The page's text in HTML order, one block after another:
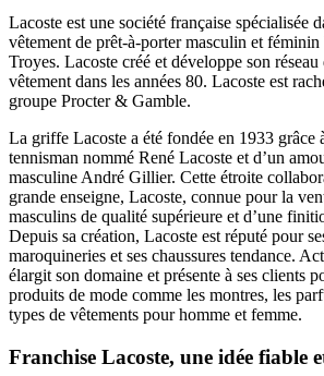
Lacoste est une société française spécialisée
vêtement de prêt-à-porter masculin et féminin
Troyes. Lacoste créé et développe son
vêtement dans les années 80. Lacoste est
groupe Procter & Gamble.
La griffe Lacoste a été fondée en 1933 grâce
tennisman nommé René Lacoste et d’un
masculine André Gillier. Cette étroite
grande enseigne, Lacoste, connue pour la
masculins de qualité supérieure et d’une
Depuis sa création, Lacoste est réputé pour
maroquineries et ses chaussures tendance.
élargit son domaine et présente à ses clients
produits de mode comme les montres, les
types de vêtements pour homme et femme.
Franchise Lacoste, une idée fiable